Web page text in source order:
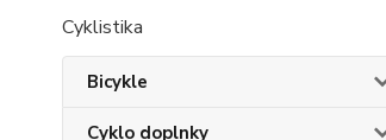
Cyklistika
Bicykle
Cyklo doplnky